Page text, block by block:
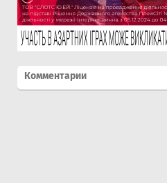
Комментарии